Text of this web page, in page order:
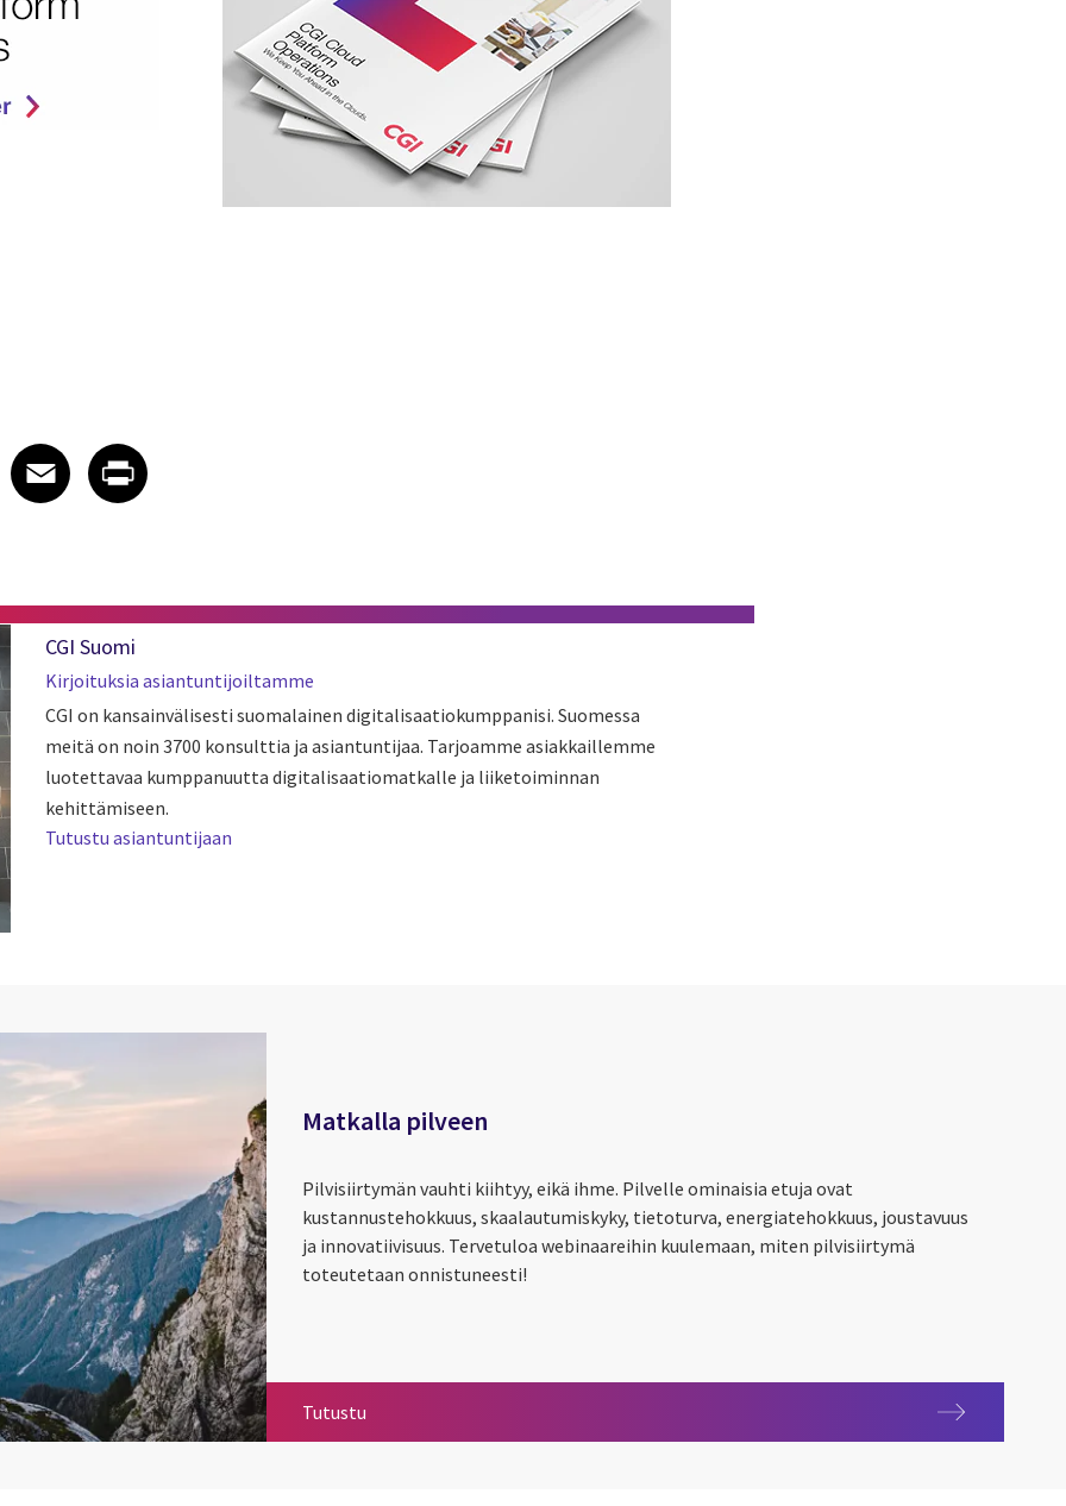
LinkedIn
on X
article on Facebook
Share article on Email
Email
Share article on Print
CGI Suomi
Kirjoituksia asiantuntijoiltamme
CGI on kansainvälisesti suomalainen digitalisaatiokumppanisi. Suomessa
meitä on noin 3700 konsulttia ja asiantuntijaa. Tarjoamme asiakkaillemme
luotettavaa kumppanuutta digitalisaatiomatkalle ja liiketoiminnan
kehittämiseen.
Tutustu asiantuntijaan
Matkalla pilveen
Pilvisiirtymän vauhti kiihtyy, eikä ihme. Pilvelle ominaisia etuja ovat
kustannustehokkuus, skaalautumiskyky, tietoturva, energiatehokkuus, joustavuus
ja innovatiivisuus. Tervetuloa webinaareihin kuulemaan, miten pilvisiirtymä
toteutetaan onnistuneesti!
Tutustu